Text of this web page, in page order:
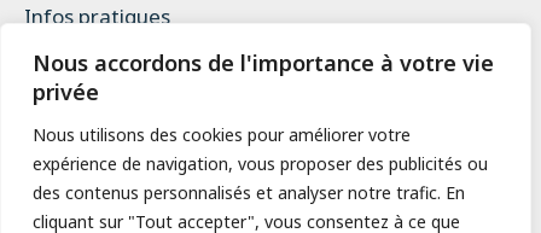
Nous accordons de l'importance à votre vie
privée
Nous utilisons des cookies pour améliorer votre
expérience de navigation, vous proposer des publicités ou
des contenus personnalisés et analyser notre trafic. En
cliquant sur "Tout accepter", vous consentez à ce que
Infos pratiques
Contact
Mentions légales
Le SEA